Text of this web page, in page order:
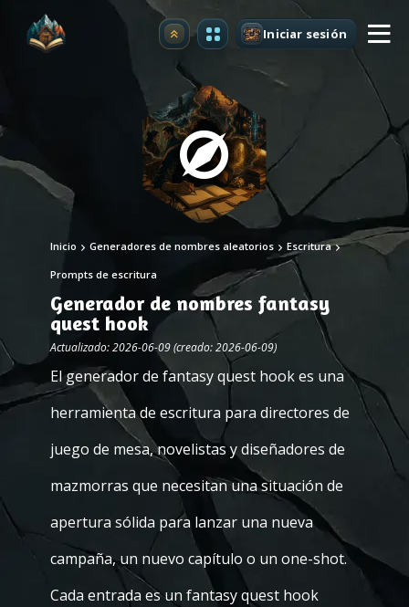
Mejorar Iniciar sesión
Inicio Generadores de nombres aleatorios Escritura
Prompts de escritura
Generador de nombres fantasy
quest hook
Actualizado: 2026-06-09 (creado: 2026-06-09)
El generador de fantasy quest hook es una
herramienta de escritura para directores de
juego de mesa, novelistas y diseñadores de
mazmorras que necesitan una situación de
apertura sólida para lanzar una nueva
campaña, un nuevo capítulo o un one-shot.
Cada entrada es un fantasy quest hook